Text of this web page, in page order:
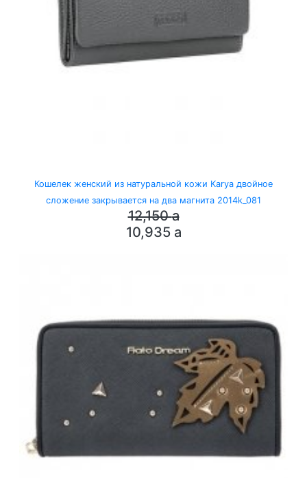
Кошелек женский из натуральной кожи Karya двойное
сложение закрывается на два магнита 2014k_081
12,150a
10,935 a